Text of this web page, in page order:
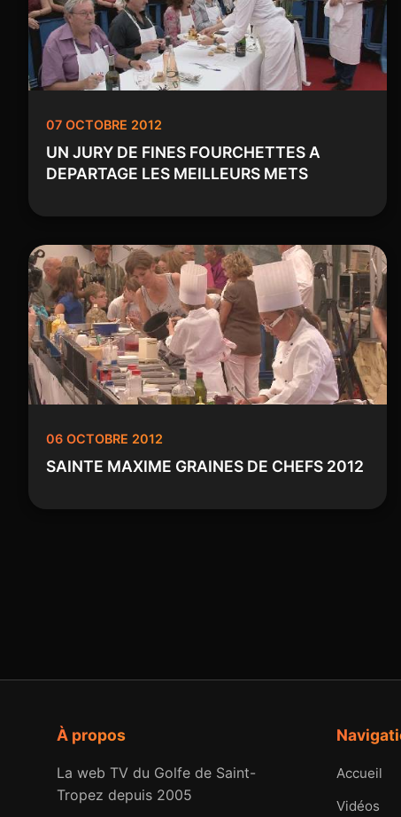
07 OCTOBRE 2012
UN JURY DE FINES FOURCHETTES A
DEPARTAGE LES MEILLEURS METS
06 OCTOBRE 2012
SAINTE MAXIME GRAINES DE CHEFS 2012
À propos
La web TV du Golfe de Saint-
Tropez depuis 2005
Accueil
Vidéos